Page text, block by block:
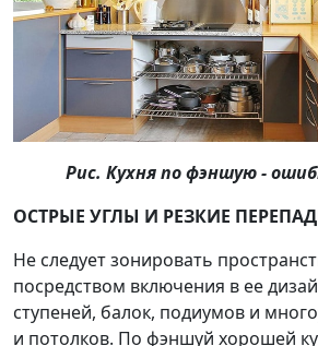
Рис. Кухня по фэншую -
ОСТРЫЕ УГЛЫ И РЕЗКИЕ
Не следует зонировать
посредством включения в ее
ступеней, балок, подиумов и
и потолков. По фэншуй хорошей